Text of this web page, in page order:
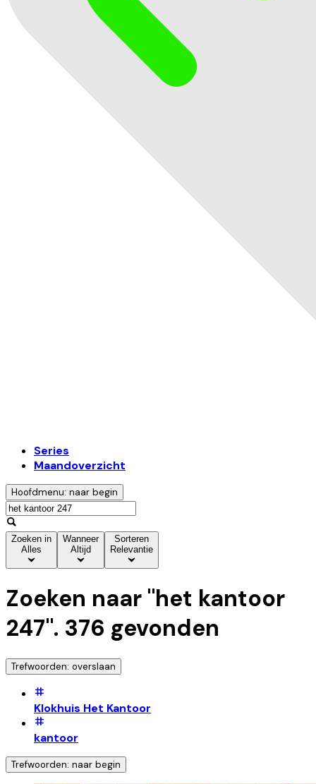
Series
Maandoverzicht
Hoofdmenu: naar begin
Zoeken in
Alles
Wanneer
Altijd
Sorteren
Relevantie
Zoeken naar "het kantoor
247". 376 gevonden
Trefwoorden: overslaan
Klokhuis Het Kantoor
kantoor
Trefwoorden: naar begin